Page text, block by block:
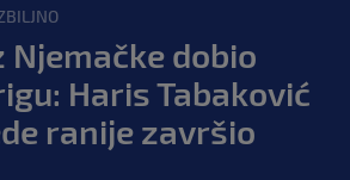
Njemačke dobio
Haris Tabaković
ranije završio